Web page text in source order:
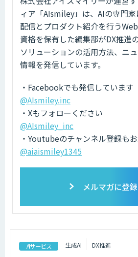
ィア「AIsmiley」は、AIの専門
配信とプロダクト紹介を行う
資格を保有した編集部がDX推進
ソリューションの活用方法、ニ
情報を発信しています。
・Facebookでも発信しています
@AIsmiley.inc
・Xもフォローください
@AIsmiley_inc
・Youtubeのチャンネル登録も
@aiaismiley1345
メルマガに登
AIサービス 生成AI DX推進